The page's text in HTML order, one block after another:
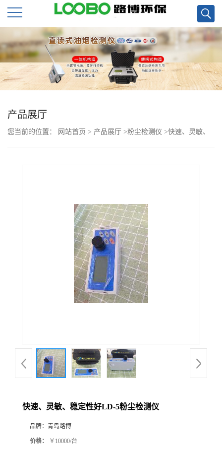
公
司
首
页
公
品
厅
产品展厅
您当前的位置： 网站首页 > 产品展厅 >粉尘检测仪 >快速、灵敏、
快速、灵敏、稳定性好LD-5粉尘检测仪
品牌： 青岛路博
价格： ￥10000/台